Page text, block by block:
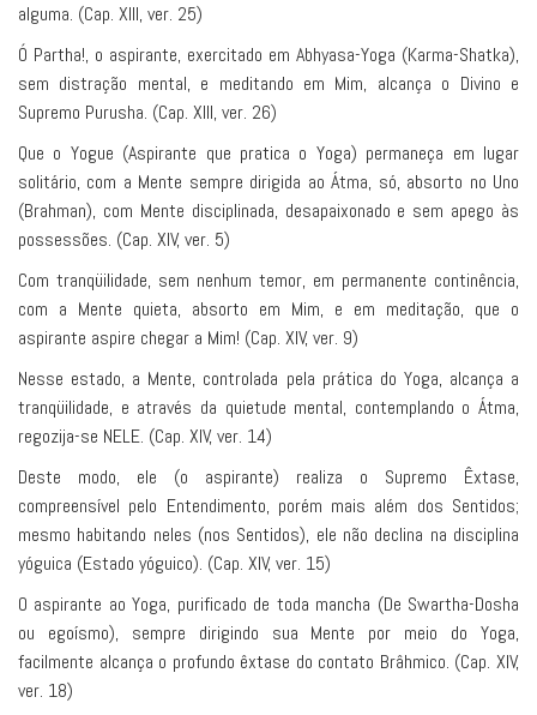
alguma. (Cap. XIII, ver. 25)
Ó Partha!, o aspirante, exercitado em Abhyasa-Yoga (Karma-Shatka),
sem distração mental, e meditando em Mim, alcança o Divino e
Supremo Purusha. (Cap. XIII, ver. 26)
Que o Yogue (Aspirante que pratica o Yoga) permaneça em lugar
solitário, com a Mente sempre dirigida ao Átma, só, absorto no Uno
(Brahman), com Mente disciplinada, desapaixonado e sem apego às
possessões. (Cap. XIV, ver. 5)
Com tranqüilidade, sem nenhum temor, em permanente continência,
com a Mente quieta, absorto em Mim, e em meditação, que o
aspirante aspire chegar a Mim! (Cap. XIV, ver. 9)
Nesse estado, a Mente, controlada pela prática do Yoga, alcança a
tranqüilidade, e através da quietude mental, contemplando o Átma,
regozija-se NELE. (Cap. XIV, ver. 14)
Deste modo, ele (o aspirante) realiza o Supremo Êxtase,
compreensível pelo Entendimento, porém mais além dos Sentidos;
mesmo habitando neles (nos Sentidos), ele não declina na disciplina
yóguica (Estado yóguico). (Cap. XIV, ver. 15)
O aspirante ao Yoga, purificado de toda mancha (De Swartha-Dosha
ou egoísmo), sempre dirigindo sua Mente por meio do Yoga,
facilmente alcança o profundo êxtase do contato Brâhmico. (Cap. XIV,
ver. 18)